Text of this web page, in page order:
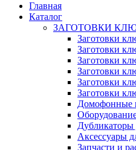
Главная
Каталог
ЗАГОТОВКИ
Заготовки
Заготовки
Заготовки
Заготовки
Заготовки
Заготовки
Домофонные
Аксессуары
Запчасти и